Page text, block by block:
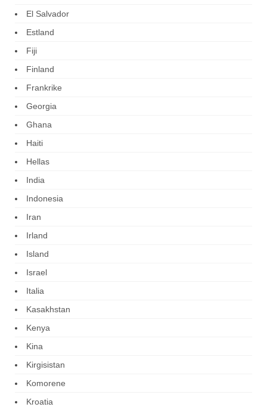
El Salvador
Estland
Fiji
Finland
Frankrike
Georgia
Ghana
Haiti
Hellas
India
Indonesia
Iran
Irland
Island
Israel
Italia
Kasakhstan
Kenya
Kina
Kirgisistan
Komorene
Kroatia